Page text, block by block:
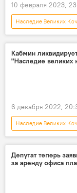
10 февраля 2023,
Наследие Великих
холдинг
Кабмин
"Наследие великих
6 декабря 2022,
Наследие Великих
золото
ликвидация
Депутат теперь
за аренду офиса